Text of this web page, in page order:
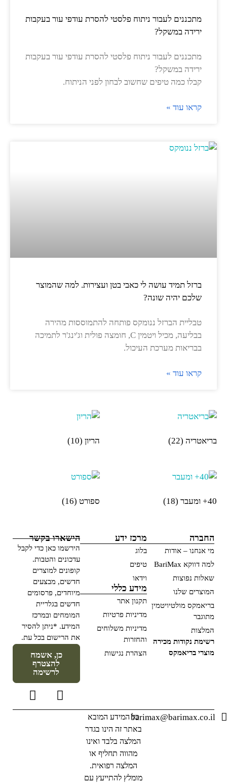
מתכננים לעבור ניתוח פלסטי להסרת עודפי עור בעקבות
ירידה במשקל?
מתכננים לעבור ניתוח פלסטי להסרת עודפי עור בעקבות
ירידה במשקל?
קבלו כמה טיפים שחשוב לבחון לפני הניתוח.
קראו עוד »
ברזל תמיד עושה לי כאבי בטן ועצירות. למה שהמוצר
שלכם יהיה שונה?
טבליית הברזל ננומקס פותחה להתמוססות מהירה
בבליעה, מכיל ויטמין C, חומצה פולית וג'ינג'ר לתמיכה
בבריאות מערכת העיכול.
קראו עוד »
בריאטריה הריון(10)
40+ ומעבר (18) ספורט(16)
החברה
מי אנחנו – אודות
למה דווקא BariMax
שאלות נפוצות
המוצרים שלנו
בריאמקס מולטיויטמין
מתוגבר
המלצות
רשימת נקודות מכירה
מוצרי בריאמקס
מרכז ידע
בלוג
טיפים
וידאו
מידע כללי
תקנון אתר
מדיניות פרטיות
מדיניות משלוחים
והחזרות
הצהרת נגישות
הישארו בקשר
הירשמו כאן כדי לקבל
עדכונים והטבות.
קופונים למוצרים
חדשים, מבצעים
מיוחדים, פרסומים
חדשים בגלריית
המומחים ובמרכז
המידע. *ניתן להסיר
את הרישום בכל עת.
כן, אשמח
להצטרף
לרשימה
barimax@barimax.co.ilכל המידע המובא
באתר זה הינו בגדר
המלצה בלבד ואינו
מהווה תחליף או
המלצה רפואית.
מומלץ להתייעץ עם